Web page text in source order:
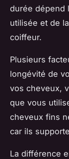
durée dépend
utilisée et de
coiffeur.
Plusieurs
longévité de
vos cheveux,
que vous
cheveux fins
car ils
La différence